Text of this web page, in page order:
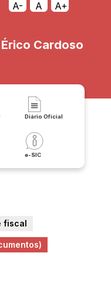
A- A A+
Cardoso
Diário Oficial
e-SIC
fiscal